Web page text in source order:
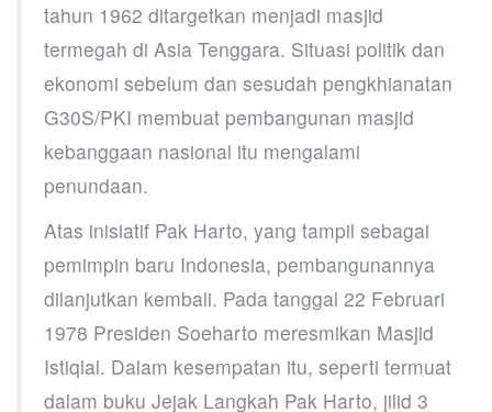
tahun 1962 ditargetkan menjadi masjid
termegah di Asia Tenggara. Situasi politik dan
ekonomi sebelum dan sesudah pengkhianatan
G30S/PKI membuat pembangunan masjid
kebanggaan nasional itu mengalami
penundaan.
Atas inisiatif Pak Harto, yang tampil sebagai
pemimpin baru Indonesia, pembangunannya
dilanjutkan kembali. Pada tanggal 22 Februari
1978 Presiden Soeharto meresmikan Masjid
Istiqlal. Dalam kesempatan itu, seperti termuat
dalam buku Jejak Langkah Pak Harto, jilid 3